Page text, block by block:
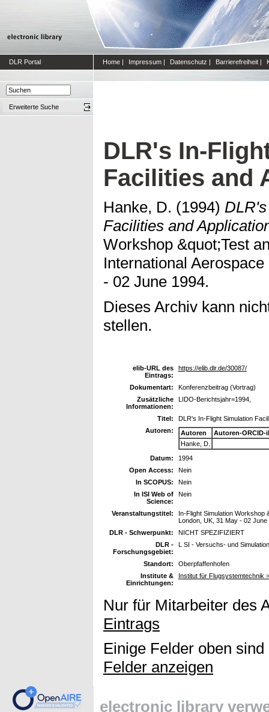
DLR Portal Home | Impressum | Datenschutz | Barrierefreiheit |
Erweiterte Suche
DLR's In-
Facilities and
Hanke, D. (1994)
Facilities and
Workshop &quot;Test
International
- 02 June 1994.
Dieses Archiv kann
stellen.
elib-URL des
Eintrags:
https://elib.dlr.de/30087/
Dokumentart:
Konferenzbeitrag (Vortrag)
Zusätzliche
Informationen:
LIDO-Berichtsjahr=1994,
Titel:
DLR's In-Flight Simulation
Autoren:
Autoren
Autoren-ORCID-
Hanke, D.
Datum:
1994
Open Access:
Nein
In SCOPUS:
Nein
In ISI Web of
Science:
Nein
Veranstaltungstitel:
In-Flight Simulation Workshop
London, UK, 31 May - 02 June
DLR - Schwerpunkt:
NICHT SPEZIFIZIERT
DLR -
Forschungsgebiet:
L SI - Versuchs- und
Standort:
Oberpfaffenhofen
Institute &
Einrichtungen:
Institut für Flugsystemtechnik
Nur für Mitarbeiter des
Eintrags
Einige Felder oben
Felder anzeigen
electronic library